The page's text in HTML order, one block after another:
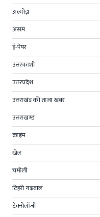
अल्मोड़ा
असम
ई-पेपर
उत्तरकाशी
उत्तरप्रदेश
उत्तराखंड की ताज़ा खबर
उत्तराखण्ड
क्राइम
खेल
चमोली
टिहरी गढ़वाल
टेक्नोलॉजी